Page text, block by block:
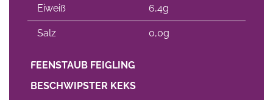
Eiweiß 6,4g
Salz 0,0g
FEENSTAUB FEIGLING
BESCHWIPSTER KEKS